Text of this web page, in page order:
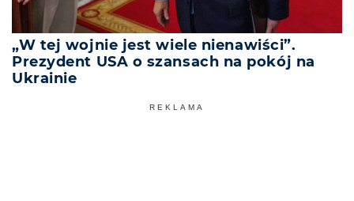
„W tej wojnie jest wiele nienawiści”.
Prezydent USA o szansach na pokój na
Ukrainie
REKLAMA